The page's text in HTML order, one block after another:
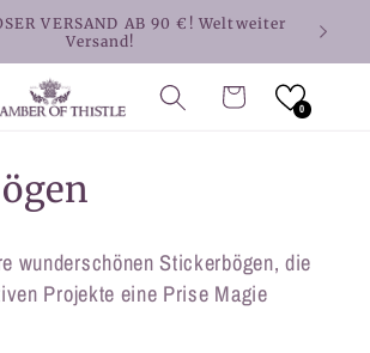
VERSAND AB 90 €! Weltweiter
Versand!
Warenkorb 0
wunderschönen Stickerbögen, die
Projekte eine Prise Magie